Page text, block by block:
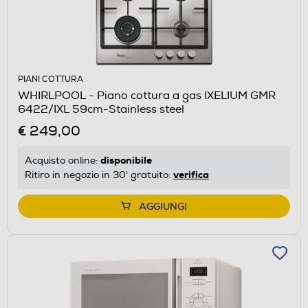
PIANI COTTURA
WHIRLPOOL - Piano cottura a gas IXELIUM GMR
6422/IXL 59cm-Stainless steel
€ 249,00
Acquisto online: disponibile
Ritiro in negozio in 30' gratuito: verifica
AGGIUNGI